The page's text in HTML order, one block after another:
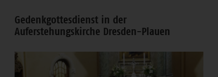
Bereich
Gedenkgottesdienst in der
Auferstehungskirche Dresden-Plauen